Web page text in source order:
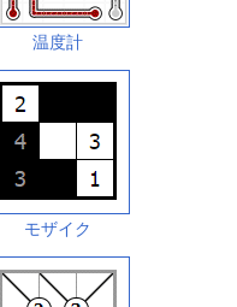
温度計
モザイク